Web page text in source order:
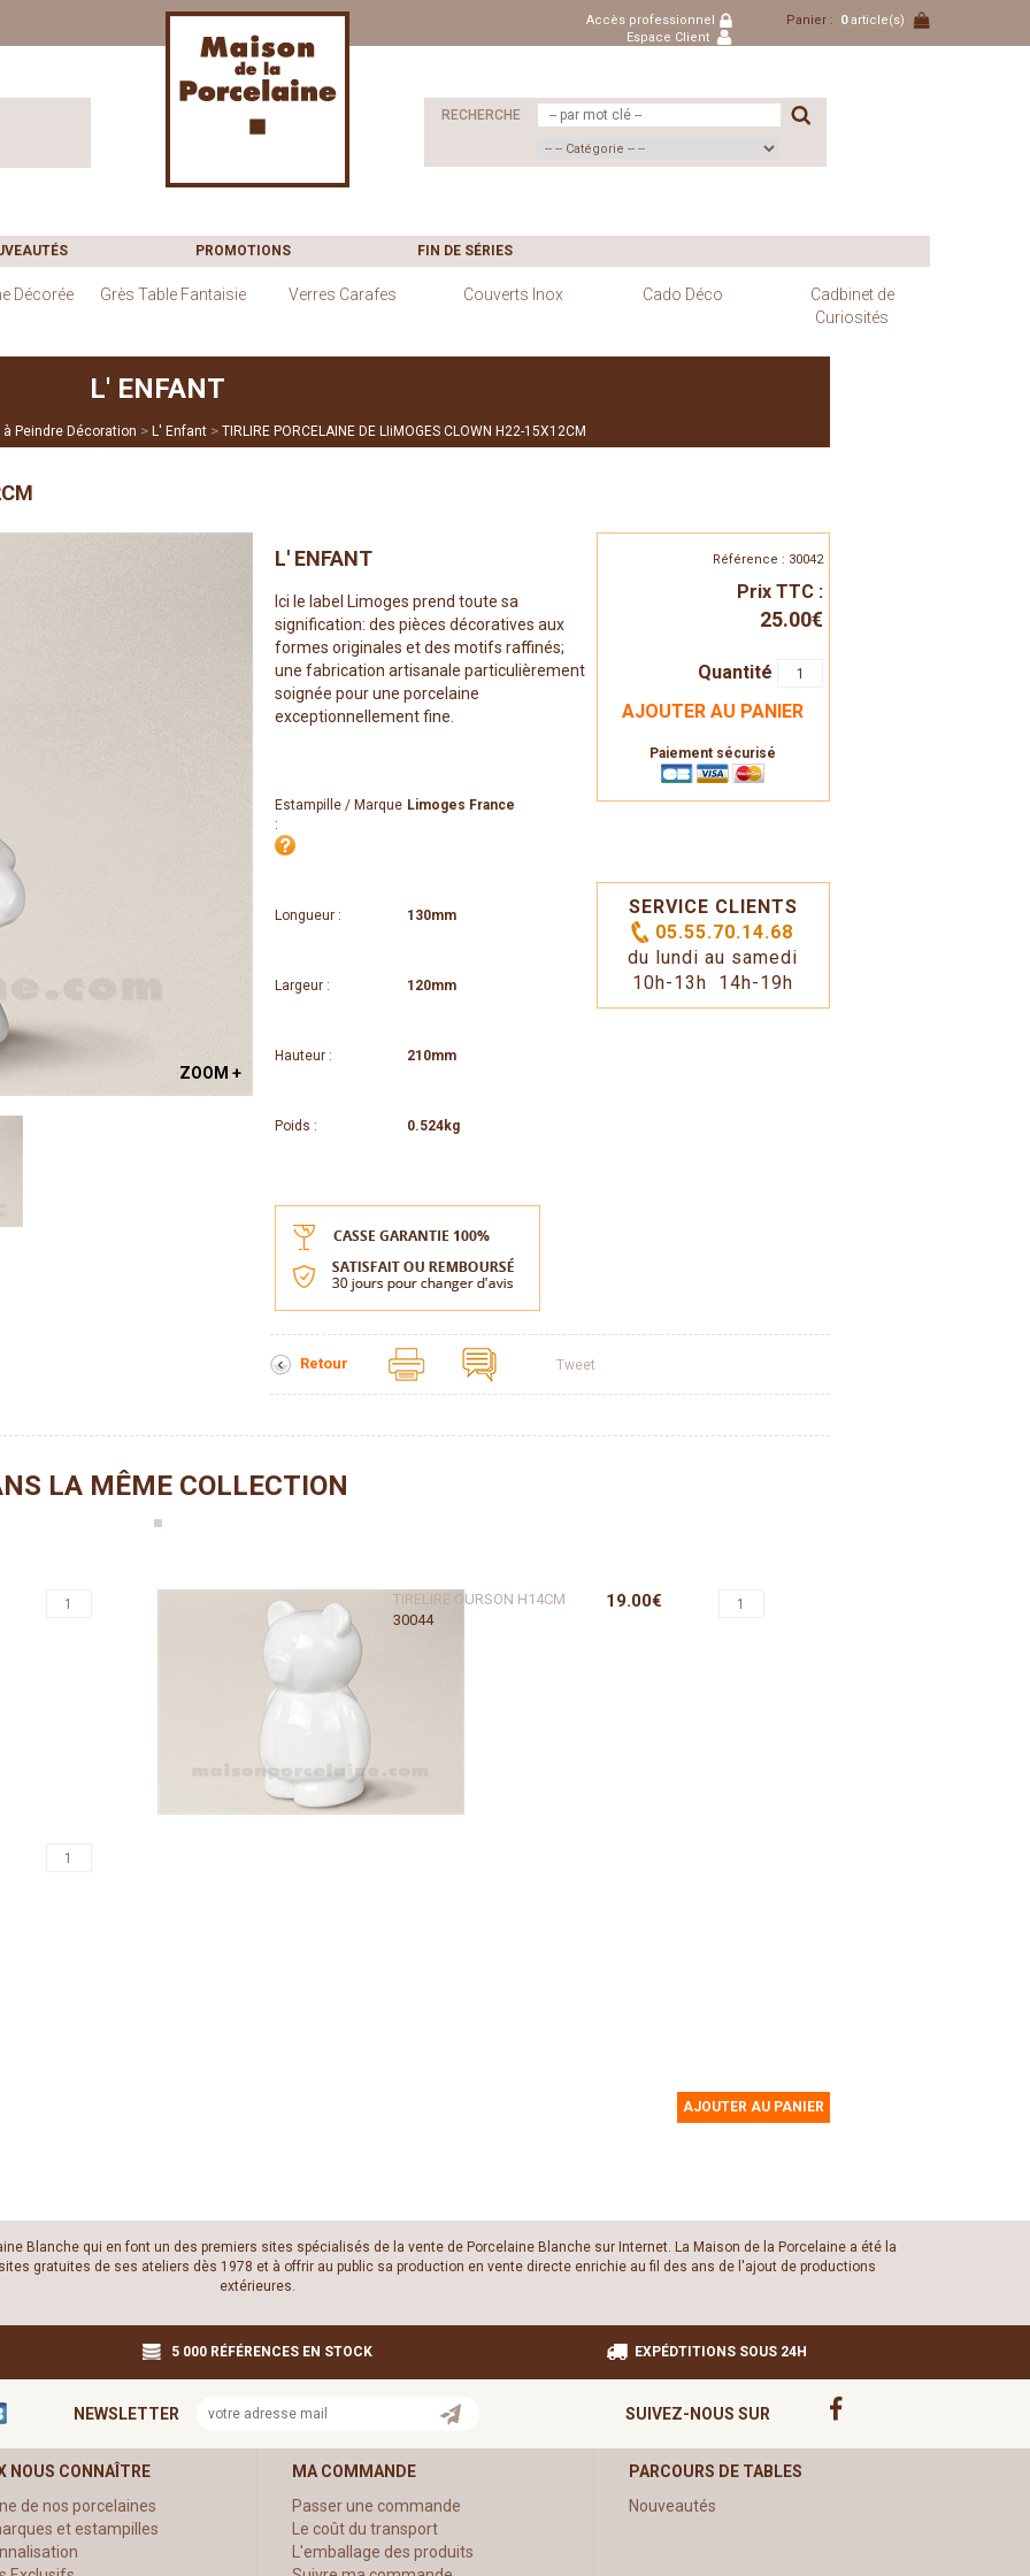
Accès professionnel
Espace Client
Panier : 0article(s)
RECHERCHE
PROMOTIONS FIN DE SÉRIES
Décorée Grès Table Fantaisie Verres Carafes Couverts Inox Cado Déco
Cadbinet de
Curiosités
L' ENFANT
Peindre Décoration > L' Enfant > TIRLIRE PORCELAINE DE LIiMOGES CLOWN H22-15X12CM
ZOOM +
Référence : 30042
Prix TTC :
25.00€
Quantité
AJOUTER AU PANIER
Paiement sécurisé
SERVICE CLIENTS
05.55.70.14.68
du lundi au samedi
10h-13h 14h-19h
L' ENFANT
Ici le label Limoges prend toute sa
signification: des pièces décoratives aux
formes originales et des motifs raffinés;
une fabrication artisanale particulièrement
soignée pour une porcelaine
exceptionnellement fine.
Estampille / Marque
:
Limoges France
Longueur : 130mm
Largeur : 120mm
Hauteur : 210mm
Poids : 0.524kg
Retour Tweet
LA MÊME COLLECTION
TIRELIRE OURSON H14CM
30044
19.00€
AJOUTER AU PANIER
Blanche qui en font un des premiers sites spécialisés de la vente de Porcelaine Blanche sur Internet. La Maison de la Porcelaine a été la
gratuites de ses ateliers dès 1978 et à offrir au public sa production en vente directe enrichie au fil des ans de l'ajout de productions
extérieures.
5 000 RÉFÉRENCES EN STOCK EXPÉDTITIONS SOUS 24H
NEWSLETTER SUIVEZ-NOUS SUR
NOUS CONNAÎTRE
de nos porcelaines
et estampilles
MA COMMANDE
Passer une commande
Le coût du transport
L'emballage des produits
PARCOURS DE TABLES
Nouveautés